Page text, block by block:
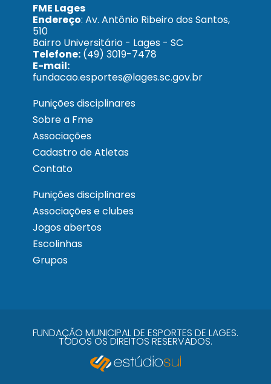
FME Lages
Endereço: Av. Antônio Ribeiro dos Santos,
510
Bairro Universitário - Lages - SC
Telefone: (49) 3019-7478
E-mail:
fundacao.esportes@lages.sc.gov.br
Punições disciplinares
Sobre a Fme
Associações
Cadastro de Atletas
Contato
Punições disciplinares
Associações e clubes
Jogos abertos
Escolinhas
Grupos
FUNDAÇÃO MUNICIPAL DE ESPORTES DE LAGES.
TODOS OS DIREITOS RESERVADOS.